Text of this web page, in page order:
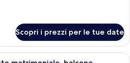
Scopri i prezzi per le tue date
Camera Superior con letto